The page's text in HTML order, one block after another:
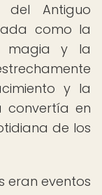
del Antiguo
como la
magia y la
y la
convertía en
de los
eran eventos